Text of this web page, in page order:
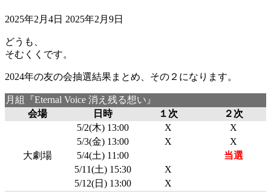
2025年2月4日 2025年2月9日
どうも、
そむくくです。
2024年の友の会抽選結果まとめ、その２になります。
月組『Eternal Voice 消え残る想い』
会場
日時 １次 ２次
大劇場
5/2(木) 13:00 X
X
5/3(金) 13:00
X
X
5/4(土) 11:00
当選
5/11(土) 15:30
X
5/12(日) 13:00
X